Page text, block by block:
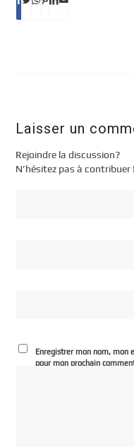
Laisser un
Rejoindre la discussion?
N’hésitez pas à contribuer !
Enregistrer mon nom, mon
pour mon prochain